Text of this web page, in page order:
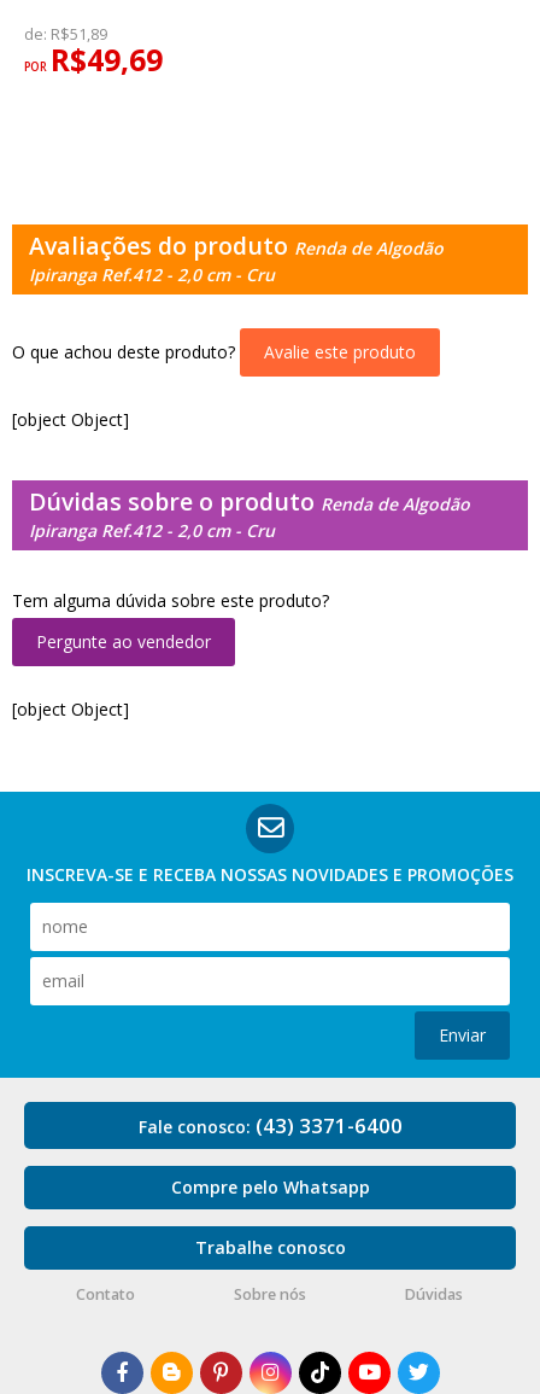
de: R$51,89
POR R$49,69
Avaliações do produto Renda de Algodão
Ipiranga Ref.412 - 2,0 cm - Cru
O que achou deste produto? Avalie este produto
[object Object]
Dúvidas sobre o produto Renda de Algodão
Ipiranga Ref.412 - 2,0 cm - Cru
Tem alguma dúvida sobre este produto?
Pergunte ao vendedor
[object Object]
INSCREVA-SE E RECEBA NOSSAS NOVIDADES E PROMOÇÕES
Enviar
Fale conosco: (43) 3371-6400
Compre pelo Whatsapp
Trabalhe conosco
Contato Sobre nós Dúvidas